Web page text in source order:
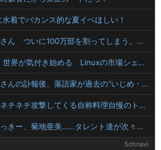
水着でバカンス的な夏イベほしい！
【画像】週刊少年ジャンプさん ついに100万部を割ってしまう。何故ジャンプは読まれなくなったのか
「Linuxで十分じゃね…？」世界が気付き始める Linuxの市場シェアが初めて10%超える
【これは重い】清水良太郎さんの訃報後、落語家が過去の“いじめ・暴行被害”を告発
「嫁子の料理は未熟ね」とネチネチ攻撃してくる自称料理自慢のトメ。かばわない旦那とトメの台所を壊滅させるDQN返しを仕掛けて実家に脱出←かばわない旦那も一緒に痛い目見ろ
【驚愕】優木まおみ、くみっきー、菊地亜美……タレント達が次々とアジアの国々へ移住する本当の理由って何？
5chnavi